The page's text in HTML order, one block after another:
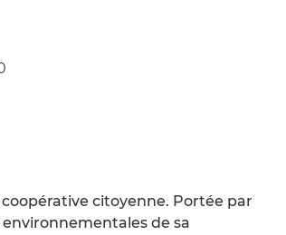
citoyenne. Portée par
de sa